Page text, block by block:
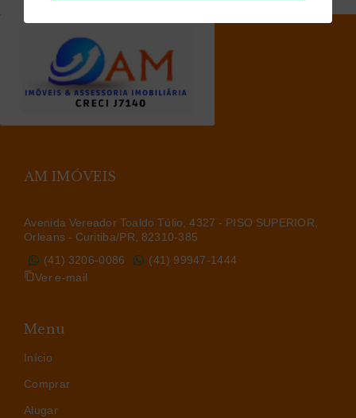
AM IMÓVEIS
Avenida Vereador Toaldo Túlio, 4327 - PISO SUPERIOR,
Orleans - Curitiba/PR, 82310-385
(41) 3206-0086
(41) 99947-1444
Ver e-mail
Menu
Início
Comprar
Alugar